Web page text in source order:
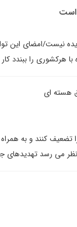
نیست/امضای این
هرکشوری را ببندد
هسته ای
نظر می رسد